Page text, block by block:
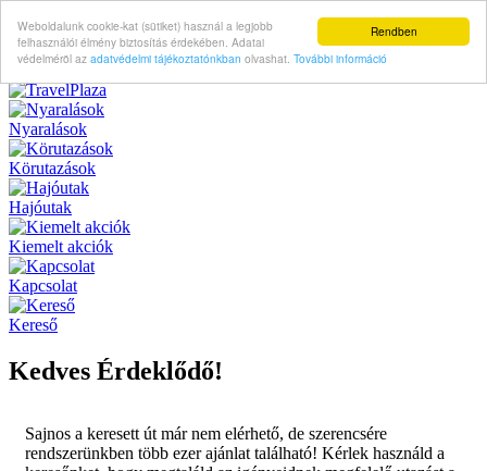
Rendben
Weboldalunk cookie-kat (sütiket) használ a legjobb
felhasználói élmény biztosítás érdekében. Adatai
védelméröl az adatvédelmi tájékoztatónkban olvashat. További információ
Nyaralások
Körutazások
Hajóutak
Kiemelt akciók
Kapcsolat
Kereső
Kedves Érdeklődő!
Sajnos a keresett út már nem elérhető, de szerencsére
rendszerünkben több ezer ajánlat található! Kérlek használd a